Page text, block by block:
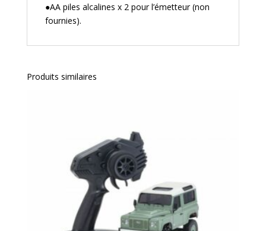
●AA piles alcalines x 2 pour l’émetteur (non
fournies).
Produits similaires